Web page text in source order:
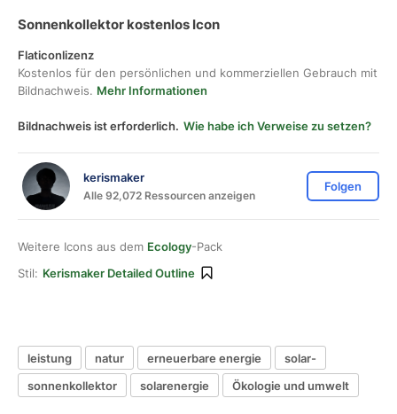
Sonnenkollektor kostenlos Icon
Flaticonlizenz
Kostenlos für den persönlichen und kommerziellen Gebrauch mit
Bildnachweis. Mehr Informationen
Bildnachweis ist erforderlich. Wie habe ich Verweise zu setzen?
kerismaker
Alle 92,072 Ressourcen anzeigen
Folgen
Weitere Icons aus dem Ecology-Pack
Stil: Kerismaker Detailed Outline
leistung natur erneuerbare energie
solar-
sonnenkollektor
solarenergie Ökologie und umwelt